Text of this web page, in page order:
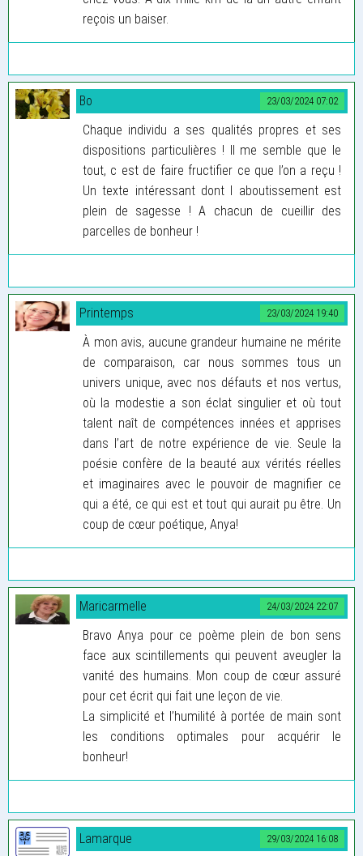
reçois un baiser.
23/03/2024 07:02
Bo
Chaque individu a ses qualités propres et ses
dispositions particulières ! Il me semble que le
tout, c est de faire fructifier ce que l’on a reçu !
Un texte intéressant dont l aboutissement est
plein de sagesse ! A chacun de cueillir des
parcelles de bonheur !
23/03/2024 19:40
Printemps
À mon avis, aucune grandeur humaine ne mérite
de comparaison, car nous sommes tous un
univers unique, avec nos défauts et nos vertus,
où la modestie a son éclat singulier et où tout
talent naît de compétences innées et apprises
dans l’art de notre expérience de vie. Seule la
poésie confère de la beauté aux vérités réelles
et imaginaires avec le pouvoir de magnifier ce
qui a été, ce qui est et tout qui aurait pu être. Un
coup de cœur poétique, Anya!
24/03/2024 22:07
Maricarmelle
Bravo Anya pour ce poème plein de bon sens
face aux scintillements qui peuvent aveugler la
vanité des humains. Mon coup de cœur assuré
pour cet écrit qui fait une leçon de vie.
La simplicité et l’humilité à portée de main sont
les conditions optimales pour acquérir le
bonheur!
29/03/2024 16:08
Lamarque